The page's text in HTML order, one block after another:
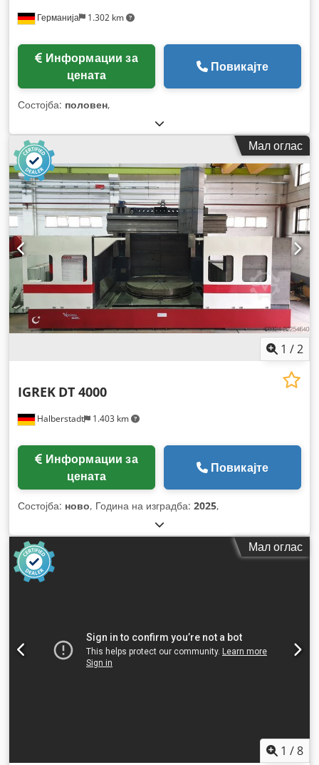
Германија 1.302 km
цената
Повикајте
Состојба: половен,
Мал оглас
1 /2
Halberstadt 1.403 km
IGREK DT 4000
цената
Повикајте
Состојба: ново, Година на изградба: 2025,
Мал оглас
1 /8